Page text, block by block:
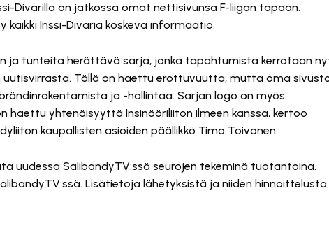
Divarilla on jatkossa omat nettisivunsa F-liigan tapaan.
kaikki Inssi-Divaria koskeva informaatio.
ja tunteita herättävä sarja, jonka tapahtumista kerrotaan
uutisvirrasta. Tällä on haettu erottuvuutta, mutta oma
ja -hallintaa. Sarjan logo on myös
haettu yhtenäisyyttä Insinööriliiton ilmeen kanssa, kertoo
kaupallisten asioiden päällikkö Timo Toivonen.
uudessa SalibandyTV:ssä seurojen tekeminä tuotantoina.
Lisätietoja lähetyksistä ja niiden hinnoittelusta